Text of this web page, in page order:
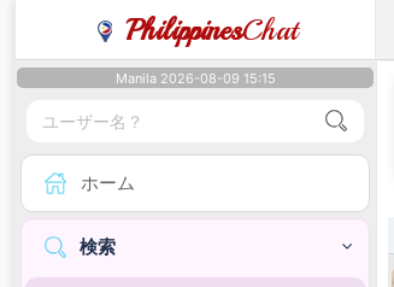
PhilippinesChat
Manila 2026-08-09 15:15
ホーム
検索